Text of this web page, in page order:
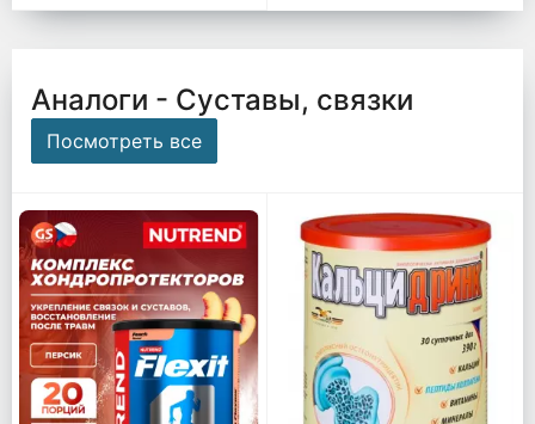
Аналоги - Суставы, связки
Посмотреть все